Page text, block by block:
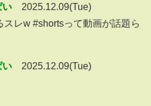
い
2025.12.09(Tue)
スレw #shortsって動画が話題ら
い 2025.12.09(Tue)